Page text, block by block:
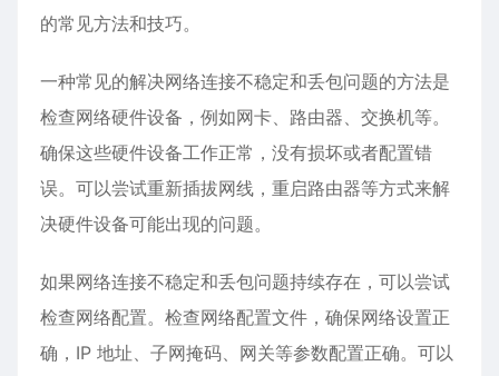
的常见方法和技巧。
一种常见的解决网络连接不稳定和丢包问题的方法是
检查网络硬件设备，例如网卡、路由器、交换机等。
确保这些硬件设备工作正常，没有损坏或者配置错
误。可以尝试重新插拔网线，重启路由器等方式来解
决硬件设备可能出现的问题。
如果网络连接不稳定和丢包问题持续存在，可以尝试
检查网络配置。检查网络配置文件，确保网络设置正
确，IP 地址、子网掩码、网关等参数配置正确。可以